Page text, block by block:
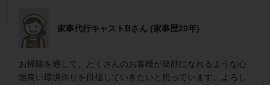
家事代行キャストBさん (家事歴20年)
お掃除を通して、たくさんのお客様が笑顔になれるような心
地良い環境作りを目指していきたいと思っています。よろし